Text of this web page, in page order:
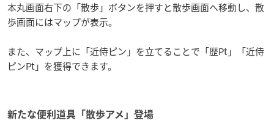
本丸画面右下の「散歩」ボタンを押すと散歩画面へ移動し、散
歩画面にはマップが表示。
また、マップ上に「近侍ピン」を立てることで「歴Pt」「近侍
ピンPt」を獲得できます。
新たな便利道具「散歩アメ」登場